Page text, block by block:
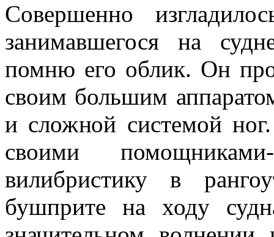
Совершенно
занимавшегося на
помню его облик. Он
своим большим
и слож­ной системой
своими
вилибристику в
бушприте на ходу